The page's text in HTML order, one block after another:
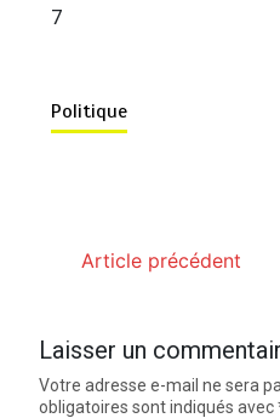
7
Politique
Article précédent
Laisser un
Votre adresse e-mail ne sera
obligatoires sont indiqués avec